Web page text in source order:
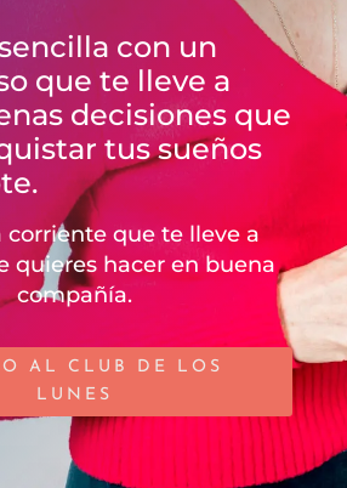
con un
que te lleve a
decisiones que
tus sueños
corriente que te lleve a
quieres hacer en buena
compañía.
AL CLUB DE LOS
LUNES